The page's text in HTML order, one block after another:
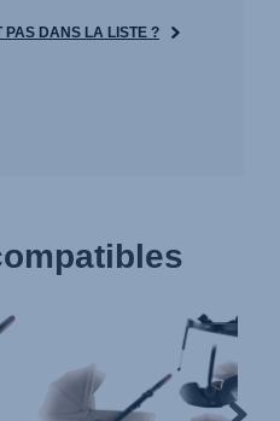
PAS DANS LA LISTE ?